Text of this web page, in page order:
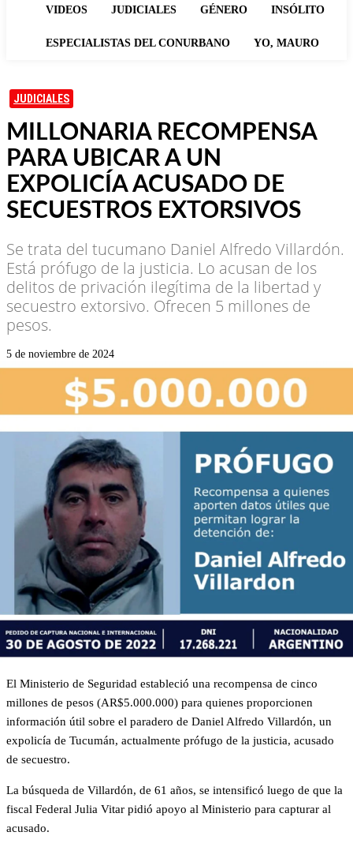
VIDEOS JUDICIALES GÉNERO INSÓLITO
ESPECIALISTAS DEL CONURBANO YO, MAURO
JUDICIALES
MILLONARIA RECOMPENSA
PARA UBICAR A UN
EXPOLICÍA ACUSADO DE
SECUESTROS EXTORSIVOS
Se trata del tucumano Daniel Alfredo Villardón.
Está prófugo de la justicia. Lo acusan de los
delitos de privación ilegítima de la libertad y
secuestro extorsivo. Ofrecen 5 millones de
pesos.
5 de noviembre de 2024
El Ministerio de Seguridad estableció una recompensa de cinco
millones de pesos (AR$5.000.000) para quienes proporcionen
información útil sobre el paradero de Daniel Alfredo Villardón, un
expolicía de Tucumán, actualmente prófugo de la justicia, acusado
de secuestro.
La búsqueda de Villardón, de 61 años, se intensificó luego de que la
fiscal Federal Julia Vitar pidió apoyo al Ministerio para capturar al
acusado.